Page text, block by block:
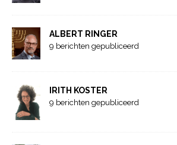
ALBERT RINGER
9 berichten gepubliceerd
IRITH KOSTER
9 berichten gepubliceerd